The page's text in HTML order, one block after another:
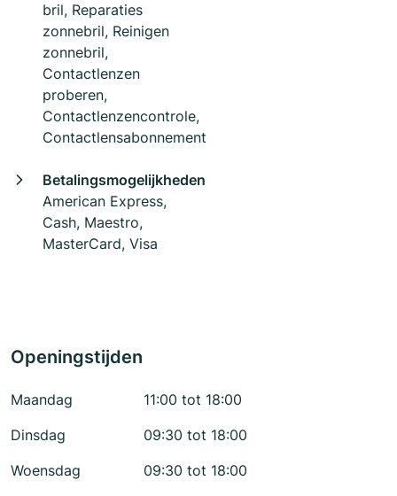
bril, Reparaties
zonnebril, Reinigen
zonnebril,
Contactlenzen
proberen,
Contactlenzencontrole,
Contactlensabonnement
Betalingsmogelijkheden
American Express,
Cash, Maestro,
MasterCard, Visa
Openingstijden
Maandag
11:00 tot 18:00
Dinsdag
09:30 tot 18:00
Woensdag
09:30 tot 18:00